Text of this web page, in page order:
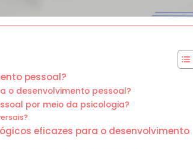
pessoal?
o desenvolvimento pessoal?
por meio da psicologia?
eficazes para o desenvolvimento